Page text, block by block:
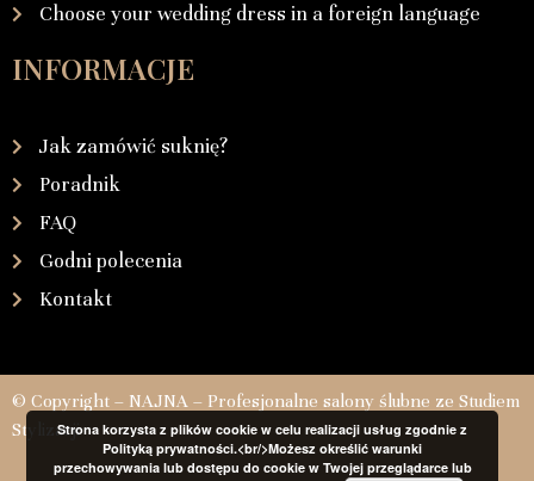
Choose your wedding dress in a foreign language
INFORMACJE
Jak zamówić suknię?
Poradnik
FAQ
Godni polecenia
Kontakt
© Copyright – NAJNA – Profesjonalne salony ślubne ze Studiem
StylizacjiStrona korzysta z plików cookie w celu realizacji usług zgodnie z
Polityką prywatności.<br/>Możesz określić warunki
przechowywania lub dostępu do cookie w Twojej przeglądarce lub